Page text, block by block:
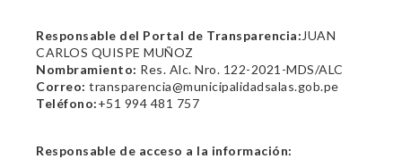
Responsable del Portal de Transparencia: JUAN
CARLOS QUISPE MUÑOZ
Nombramiento: Res. Alc. Nro. 122-2021-MDS/ALC
Correo: transparencia@municipalidadsalas.gob.pe
Teléfono:+51 994 481 757
Responsable de acceso a la información: